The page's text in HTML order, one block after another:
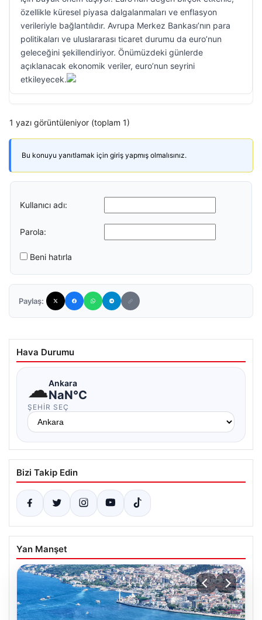
özellikle küresel piyasa dalgalanmaları ve enflasyon
verileriyle bağlantılıdır. Avrupa Merkez Bankası’nın para
politikaları ve uluslararası ticaret durumu da euro’nun
geleceğini şekillendiriyor. Önümüzdeki günlerde
açıklanacak ekonomik veriler, euro’nun seyrini
etkileyecek.
1 yazı görüntüleniyor (toplam 1)
Bu konuyu yanıtlamak için giriş yapmış olmalısınız.
Kullanıcı adı:
Parola:
Beni hatırla
Paylaş:
Hava Durumu
☁Ankara
NaN°C
ŞEHIR SEÇ
Bizi Takip Edin
Yan Manşet